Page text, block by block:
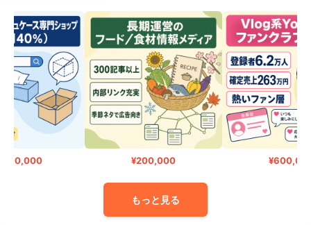
¥200,000 ¥600,000
もっと見る